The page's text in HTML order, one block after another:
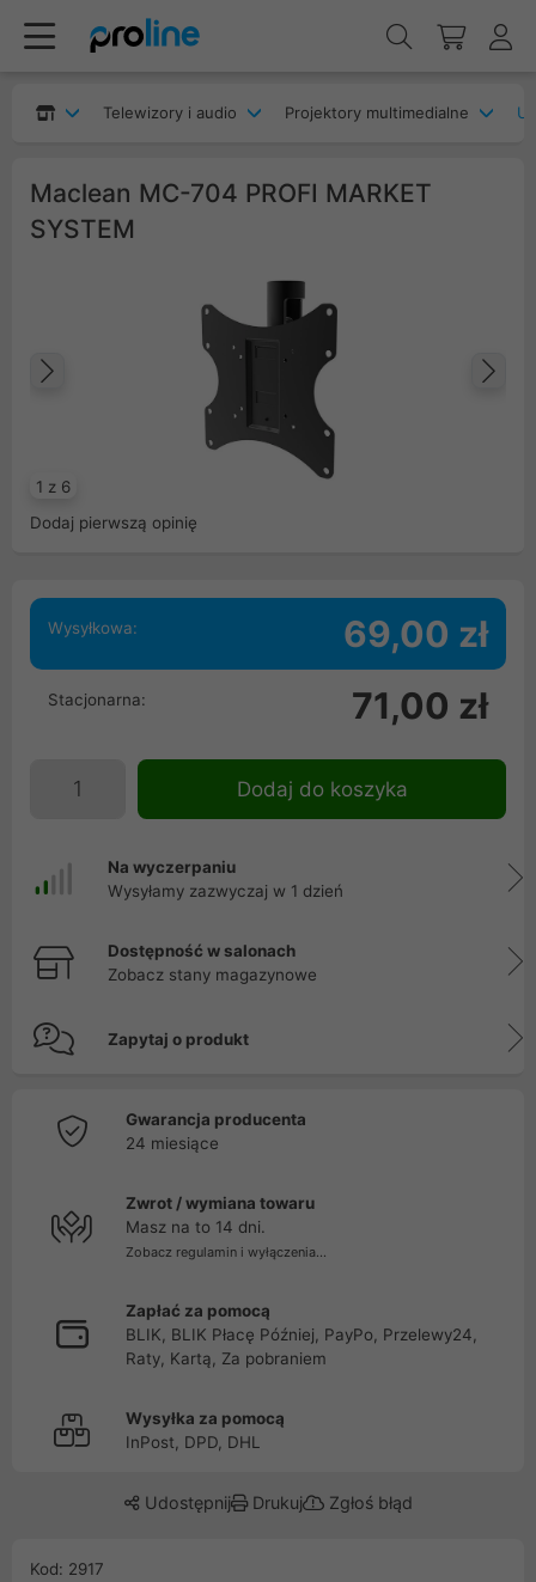
Telewizory i audio Projektory multimedialne
Maclean MC-704 PROFI MARKET
SYSTEM
1 z 6
Poprzedni
Dodaj pierwszą opinię
Wysyłkowa: 69,00 zł
Stacjonarna: 71,00 zł
Dodaj do koszyka
Na wyczerpaniu
Wysyłamy zazwyczaj w 1 dzień
Dostępność w salonach
Zobacz stany magazynowe
Zapytaj o produkt
Gwarancja producenta
24 miesiące
Zwrot / wymiana towaru
Masz na to 14 dni.
Zobacz regulamin i wyłączenia...
Zapłać za pomocą
BLIK, BLIK Płacę Później, PayPo, Przelewy24,
Raty, Kartą, Za pobraniem
Wysyłka za pomocą
InPost, DPD, DHL
Udostępnij Drukuj Zgłoś błąd
Kod: 2917